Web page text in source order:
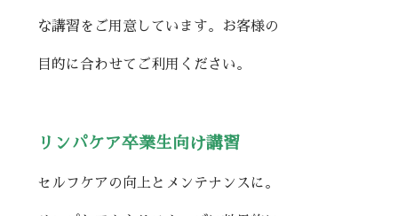
な講習をご用意しています。お客様の
目的に合わせてご利用ください。
リンパケア卒業生向け講習
セルフケアの向上とメンテナンスに。